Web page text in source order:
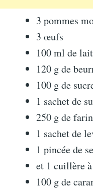
3 pommes
3 œufs
100 ml de lait
120 g de
100 g de
1 sachet de
250 g de
1 sachet de
1 pincée de
et 1 cuillère
100 g de